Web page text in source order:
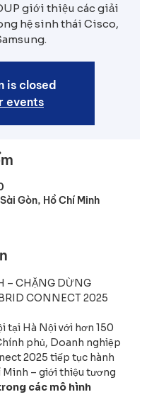
giới thiệu các giải
hệ sinh thái Cisco,
is closed
events
Gòn, Hồ Chí Minh
– CHẶNG DỪNG
CONNECT 2025
tại Hà Nội với hơn 150
phủ, Doanh nghiệp
2025 tiếp tục hành
– giới thiệu tương
các mô hình